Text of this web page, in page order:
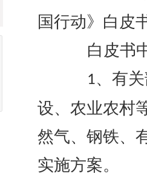
国行动》白皮
白皮书中
1、有
设、农业农村
然气、钢铁、
实施方案。